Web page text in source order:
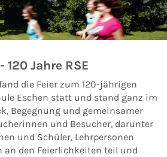
Jahre RSE
die Feier zum 120-jährigen
Eschen statt und stand ganz im
Begegnung und gemeinsamer
und Besucher, darunter
und Schüler, Lehrpersonen
an den Feierlichkeiten teil und